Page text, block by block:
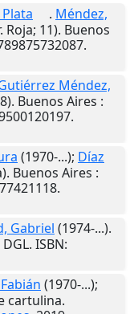
. Méndez,
Roja; 11). Buenos
Méndez,
Buenos Aires :
(1970-...); Díaz
Buenos Aires :
Gabriel (1974-...).
DGL. ISBN:
(1970-...);
cartulina.